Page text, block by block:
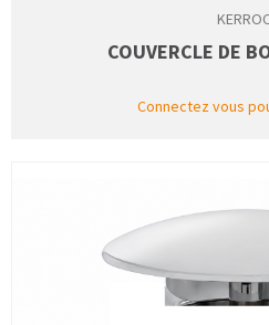
COUVERCLE DE
Connectez vous